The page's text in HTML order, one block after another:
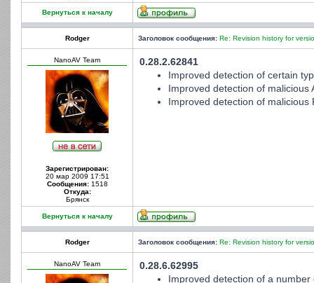
Вернуться к началу
Rodger Заголовок сообщения: Re: Revision history for
NanoAV Team
Зарегистрирован:
20 мар 2009 17:51
Сообщения:1518
Откуда:
Брянск
0.28.2.62841
Improved detection of certain
Improved detection of malicious
Improved detection of malicious
Вернуться к началу
Rodger Заголовок сообщения: Re: Revision history for
NanoAV Team
0.28.6.62995
Improved detection of a number